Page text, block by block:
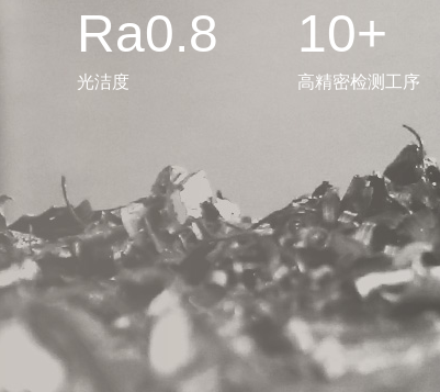
Ra0.8
光洁度
10+
高精密检测工序